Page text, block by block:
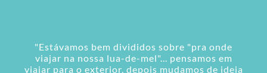
"Estávamos bem divididos sobre "pra onde
viajar na nossa lua-de-mel"... pensamos em
viajar para o exterior, depois mudamos de ideia